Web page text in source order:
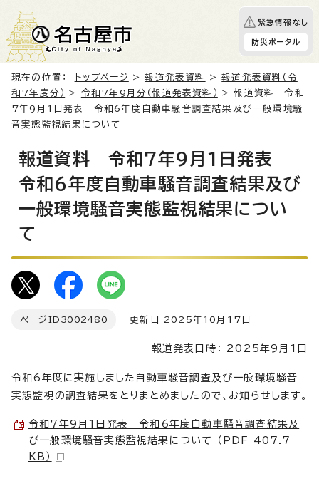
緊急情報なし
防災ポータル
現在の位置： トップページ >報道発表資料 >報道発表資料（令
和7年度分）
> 令和7年9月分（報道発表資料）
> 報道資料 令和
7年9月1日発表 令和6年度自動車騒音調査結果及び一般環境騒
音実態監視結果について
報道資料 令和7年9月1日発表
令和6年度自動車騒音調査結果及び
一般環境騒音実態監視結果につい
て
ページID 3002480 更新日 2025年10月17日
報道発表日時： 2025年9月1日
令和6年度に実施しました自動車騒音調査及び一般環境騒音
実態監視の調査結果をとりまとめましたので、お知らせします。
令和7年9月1日発表 令和6年度自動車騒音調査結果及
び一般環境騒音実態監視結果について （PDF 407.7
KB）